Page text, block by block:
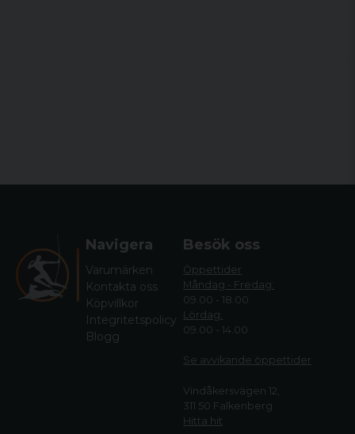
Navigera
Varumärken
Kontakta oss
Köpvillkor
Integritetspolicy
Blogg
Besök oss
Öppettider
Måndag - Fredag:
09.00 - 18.00
Lördag:
09.00 - 14.00
Se avvikande öppettider
Vindåkersvägen 12,
311 50 Falkenberg
Hitta hit